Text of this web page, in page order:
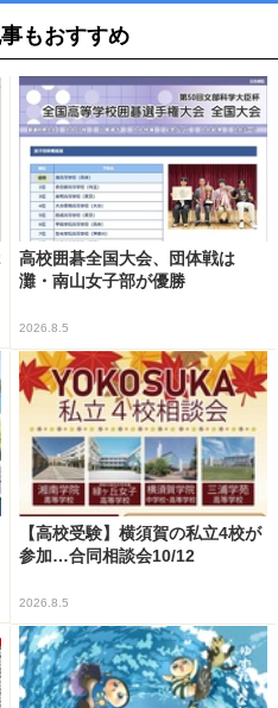
もおすすめ
高校囲碁全国大会、団体戦は
灘・南山女子部が優勝
2026.8.5
【高校受験】横須賀の私立4校が
参加…合同相談会10/12
2026.8.5